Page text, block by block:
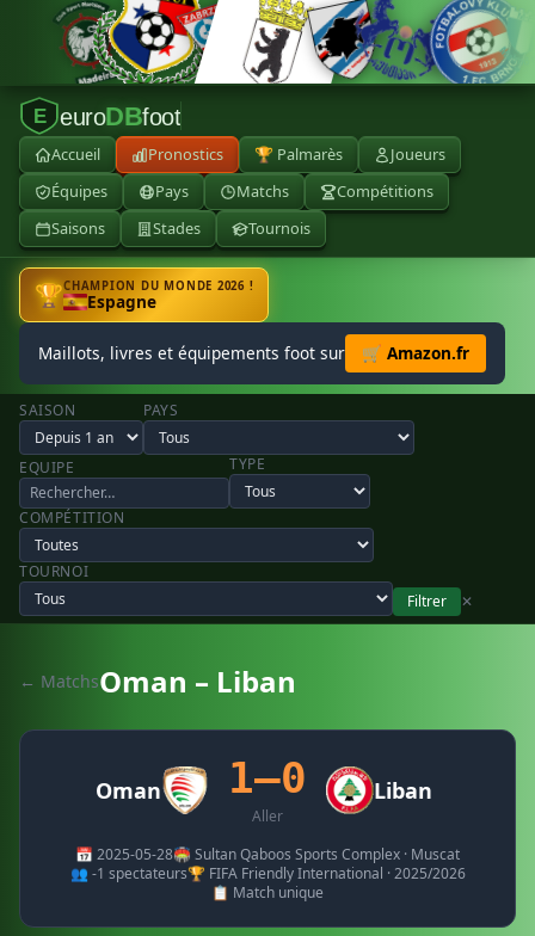
E euroDBfoot
Accueil Pronostics 🏆 Palmarès
Joueurs
Équipes
Pays Matchs
Compétitions
Saisons
Stades Tournois
🏆CHAMPION DU MONDE 2026 !
Espagne
Maillots, livres et équipements foot sur 🛒 Amazon.fr
SAISON PAYS
EQUIPE TYPE
COMPÉTITION
TOURNOI
Filtrer
✕
← MatchsOman – Liban
Oman 1–0
Aller
Liban
📅 2025-05-28🏟️ Sultan Qaboos Sports Complex · Muscat
👥 -1 spectateurs🏆 FIFA Friendly International · 2025/2026
📋 Match unique